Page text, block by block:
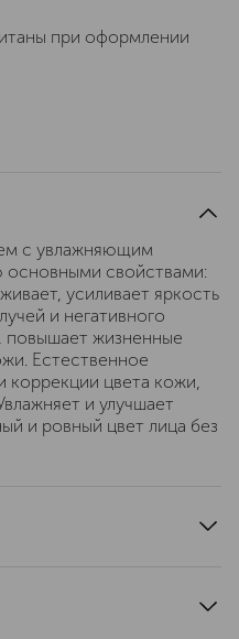
при оформлении
с увлажняющим
свойствами:
усиливает яркость
и негативного
повышает жизненные
Естественное
коррекции цвета кожи,
и улучшает
и ровный цвет лица без